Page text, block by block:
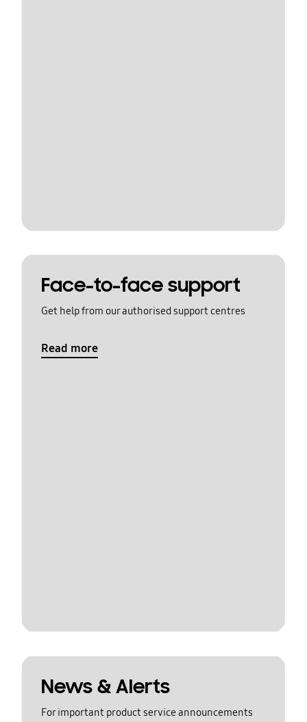
Face-to-face support
Get help from our authorised support centres
Read more
News & Alerts
For important product service announcements